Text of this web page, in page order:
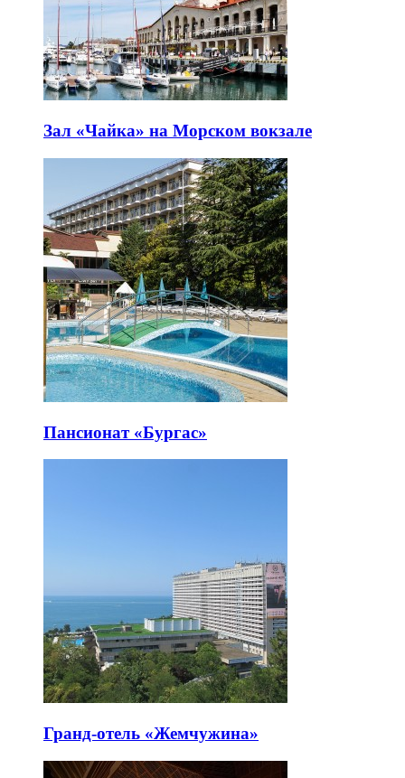
Зал «Чайка» на Морском вокзале
Пансионат «Бургас»
Гранд-отель «Жемчужина»